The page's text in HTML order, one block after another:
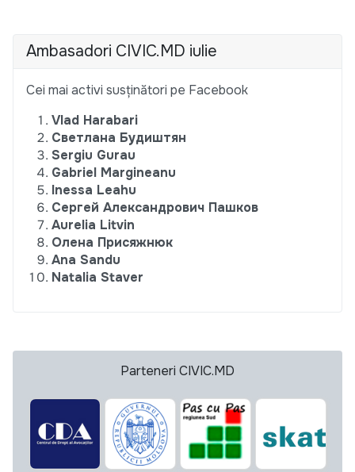
Ambasadori CIVIC.MD iulie
Cei mai activi susținători pe Facebook
Vlad Harabari
Светлана Будиштян
Sergiu Gurau
Gabriel Margineanu
Inessa Leahu
Сергей Александрович Пашков
Aurelia Litvin
Олена Присяжнюк
Ana Sandu
Natalia Staver
Parteneri CIVIC.MD